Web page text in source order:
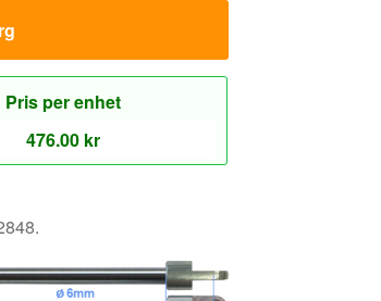
Pris per enhet
476.00 kr